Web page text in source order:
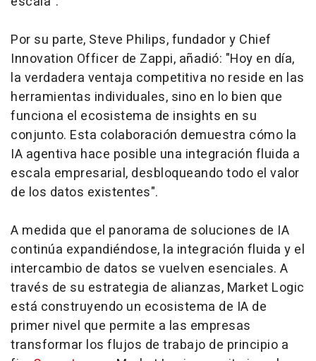
Por su parte, Steve Philips, fundador y Chief
Innovation Officer de Zappi, añadió: "Hoy en día,
la verdadera ventaja competitiva no reside en las
herramientas individuales, sino en lo bien que
funciona el ecosistema de insights en su
conjunto. Esta colaboración demuestra cómo la
IA agentiva hace posible una integración fluida a
escala empresarial, desbloqueando todo el valor
de los datos existentes".
A medida que el panorama de soluciones de IA
continúa expandiéndose, la integración fluida y el
intercambio de datos se vuelven esenciales. A
través de su estrategia de alianzas, Market Logic
está construyendo un ecosistema de IA de
primer nivel que permite a las empresas
transformar los flujos de trabajo de principio a